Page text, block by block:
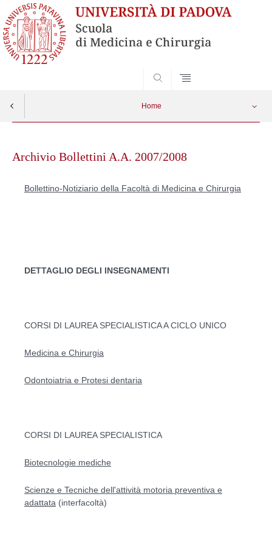
Home
contentArchivio Bollettini A.A. 2007/2008
Bollettino-Notiziario della Facoltà di Medicina e Chirurgia
DETTAGLIO DEGLI INSEGNAMENTI
CORSI DI LAUREA SPECIALISTICA A CICLO UNICO
Medicina e Chirurgia
Odontoiatria e Protesi dentaria
CORSI DI LAUREA SPECIALISTICA
Biotecnologie mediche
Scienze e Tecniche dell'attività motoria preventiva e
adattata (interfacoltà)